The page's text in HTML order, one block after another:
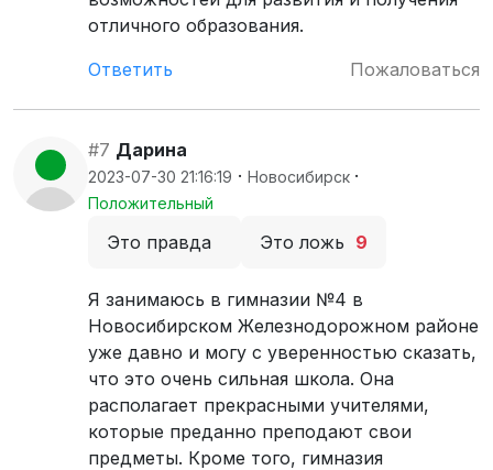
отличного образования.
Ответить
Пожаловаться
#7 Дарина
2023-07-30 21:16:19 · Новосибирск ·
Положительный
Это правда Это ложь 9
Я занимаюсь в гимназии №4 в
Новосибирском Железнодорожном районе
уже давно и могу с уверенностью сказать,
что это очень сильная школа. Она
располагает прекрасными учителями,
которые преданно преподают свои
предметы. Кроме того, гимназия